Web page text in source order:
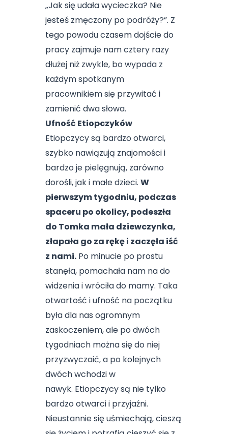
„Jak się udała wycieczka? Nie
jesteś zmęczony po podróży?”. Z
tego powodu czasem dojście do
pracy zajmuje nam cztery razy
dłużej niż zwykle, bo wypada z
każdym spotkanym
pracownikiem się przywitać i
zamienić dwa słowa.
Ufność Etiopczyków
Etiopczycy są bardzo otwarci,
szybko nawiązują znajomości i
bardzo je pielęgnują, zarówno
dorośli, jak i małe dzieci. W
pierwszym tygodniu, podczas
spaceru po okolicy, podeszła
do Tomka mała dziewczynka,
złapała go za rękę i zaczęła iść
z nami. Po minucie po prostu
stanęła, pomachała nam na do
widzenia i wróciła do mamy. Taka
otwartość i ufność na początku
była dla nas ogromnym
zaskoczeniem, ale po dwóch
tygodniach można się do niej
przyzwyczaić, a po kolejnych
dwóch wchodzi w
nawyk. Etiopczycy są nie tylko
bardzo otwarci i przyjaźni.
Nieustannie się uśmiechają, cieszą